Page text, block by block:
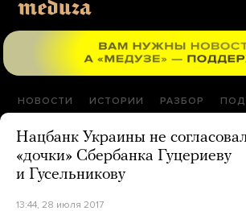
НОВОСТИ ИСТОРИИ РАЗБОР
Нацбанк Украины не
«дочки» Сбербанка Гуцериеву
и Гусельникову
13:44, 28 июля 2017